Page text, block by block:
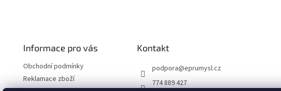
Informace pro vás
Obchodní podmínky
Reklamace zboží
Kontakt
podpora@eprumysl.cz
774 889 427